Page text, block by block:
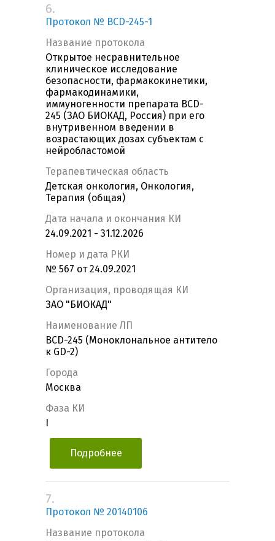
6.
Протокол № BCD-245-1
Название протокола
Открытое несравнительное
клиническое исследование
безопасности, фармакокинетики,
фармакодинамики,
иммуногенности препарата BCD-
245 (ЗАО БИОКАД, Россия) при его
внутривенном введении в
возрастающих дозах субъектам с
нейробластомой
Терапевтическая область
Детская онкология, Онкология,
Терапия (общая)
Дата начала и окончания КИ
24.09.2021 - 31.12.2026
Номер и дата РКИ
№ 567 от 24.09.2021
Организация, проводящая КИ
ЗАО "БИОКАД"
Наименование ЛП
BCD-245 (Моноклональное антитело
к GD-2)
Города
Москва
Фаза КИ
Подробнее
7.
Протокол № 20140106
Название протокола